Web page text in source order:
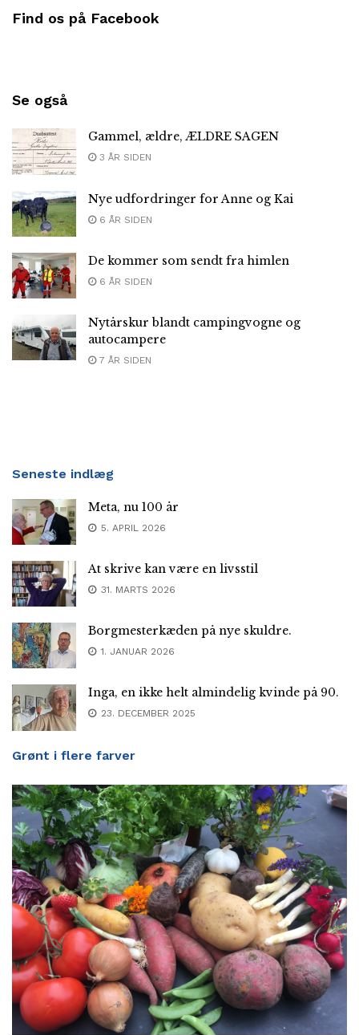
Find os på Facebook
Se også
Gammel, ældre, ÆLDRE SAGEN
3 ÅR SIDEN
Nye udfordringer for Anne og Kai
6 ÅR SIDEN
De kommer som sendt fra himlen
6 ÅR SIDEN
Nytårskur blandt campingvogne og
autocampere
7 ÅR SIDEN
Seneste indlæg
Meta, nu 100 år
5. APRIL 2026
At skrive kan være en livsstil
31. MARTS 2026
Borgmesterkæden på nye skuldre.
1. JANUAR 2026
Inga, en ikke helt almindelig kvinde på 90.
23. DECEMBER 2025
Grønt i flere farver